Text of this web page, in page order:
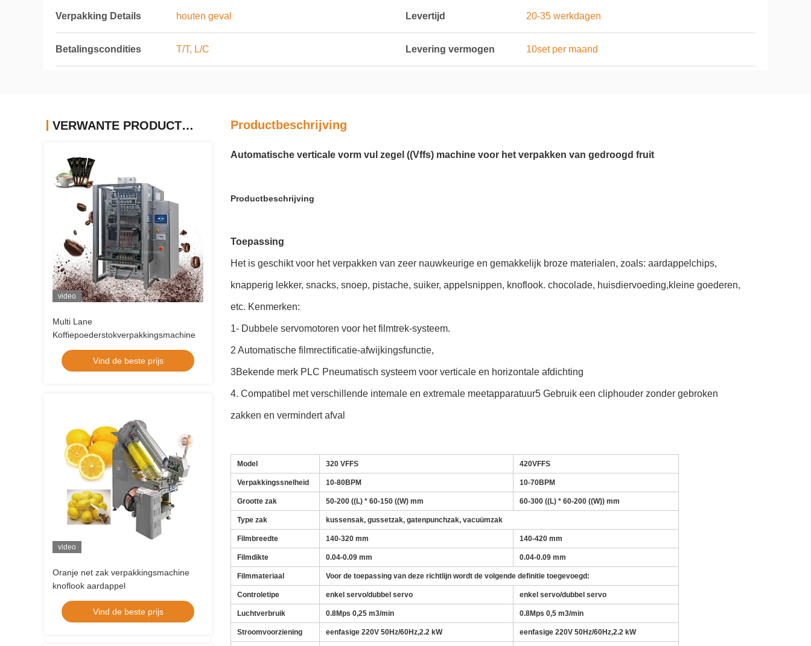
Verpakking Details houten geval Levertijd 20-35 werkdagen
Betalingscondities T/T, L/C Levering vermogen 10set per maand
VERWANTE PRODUCTEN
video
Multi Lane
Koffiepoederstokverpakkingsmachine
Vind de beste prijs
video
Oranje net zak verpakkingsmachine
knoflook aardappel
Vind de beste prijs
Productbeschrijving
Automatische verticale vorm vul zegel ((Vffs) machine voor het verpakken van gedroogd fruit
Productbeschrijving
Toepassing
Het is geschikt voor het verpakken van zeer nauwkeurige en gemakkelijk broze materialen, zoals: aardappelchips,
knapperig lekker, snacks, snoep, pistache, suiker, appelsnippen, knoflook. chocolade, huisdiervoeding,kleine goederen,
etc. Kenmerken:
1- Dubbele servomotoren voor het filmtrek-systeem.
2 Automatische filmrectificatie-afwijkingsfunctie,
3Bekende merk PLC Pneumatisch systeem voor verticale en horizontale afdichting
4. Compatibel met verschillende intemale en extremale meetapparatuur5 Gebruik een cliphouder zonder gebroken
zakken en vermindert afval
Model 320 VFFS 420VFFS
Verpakkingssnelheid 10-80BPM 10-70BPM
Grootte zak 50-200 ((L) * 60-150 ((W) mm 60-300 ((L) * 60-200 ((W)) mm
Type zak kussensak, gussetzak, gatenpunchzak, vacuümzak
Filmbreedte 140-320 mm 140-420 mm
Filmdikte 0.04-0.09 mm 0.04-0.09 mm
Filmmateriaal Voor de toepassing van deze richtlijn wordt de volgende definitie toegevoegd:
Controletipe enkel servo/dubbel servo enkel servo/dubbel servo
Luchtverbruik 0.8Mps 0,25 m3/min 0.8Mps 0,5 m3/min
Stroomvoorziening eenfasige 220V 50Hz/60Hz,2.2 kW eenfasige 220V 50Hz/60Hz,2.2 kW